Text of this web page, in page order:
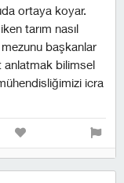
ortaya koyar.
tarım nasıl
başkanlar
anlatmak bilimsel
icra